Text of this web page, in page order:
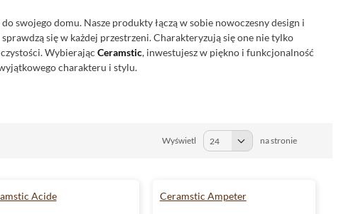
swojego domu. Nasze produkty łączą w sobie nowoczesny design i
sprawdzą się w każdej przestrzeni. Charakteryzują się one nie tylko
Wybierając Ceramstic, inwestujesz w piękno i funkcjonalność
charakteru i stylu.
Wyświetl na stronie
Acide Ceramstic Ampeter